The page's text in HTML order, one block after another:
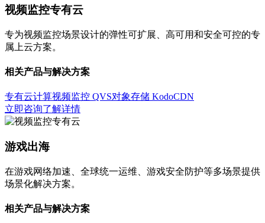
视频监控专有云
专为视频监控场景设计的弹性可扩展、高可用和安全可控的专
属上云方案。
相关产品与解决方案
专有云计算视频监控 QVS对象存储 KodoCDN
立即咨询了解详情
游戏出海
在游戏网络加速、全球统一运维、游戏安全防护等多场景提供
场景化解决方案。
相关产品与解决方案